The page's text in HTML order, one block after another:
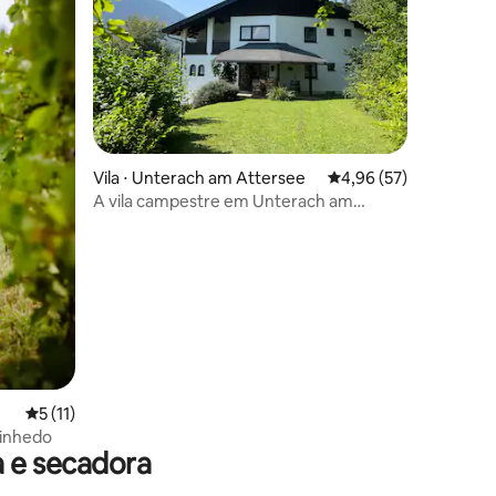
5 de uma avaliação média de 5, 11 avaliações
5 (11)
Vila ⋅ Unterach am Attersee 4,96 de uma
4,96 (57)
A vila campestre em Unterach am
secadora